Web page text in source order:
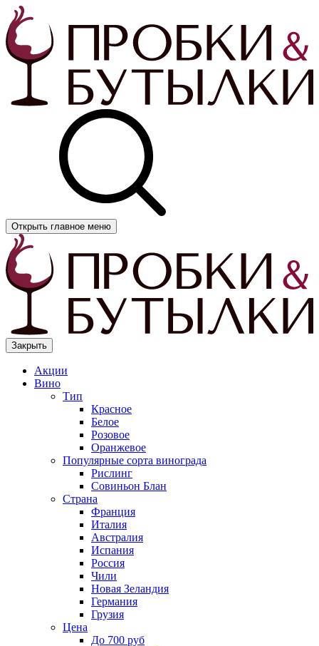
Открыть главное меню
Закрыть
Акции
Вино
Тип
Красное
Белое
Розовое
Оранжевое
Популярные сорта винограда
Рислинг
Совиньон Блан
Страна
Франция
Италия
Австралия
Испания
Россия
Чили
Новая Зеландия
Германия
Грузия
Цена
До 700 руб